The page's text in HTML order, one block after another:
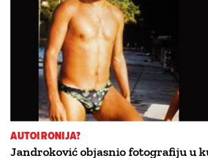
AUTOIRONIJA?
Jandroković objasnio fotografiju u